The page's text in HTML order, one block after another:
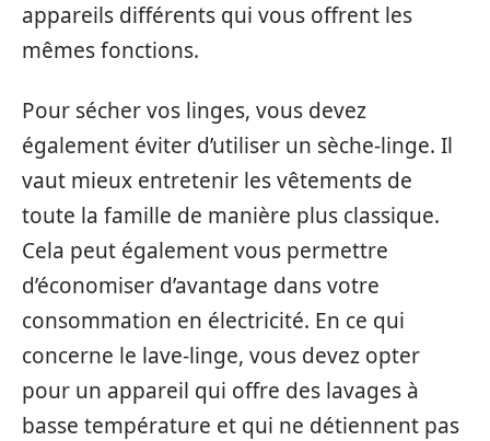
appareils différents qui vous offrent les
mêmes fonctions.
Pour sécher vos linges, vous devez
également éviter d’utiliser un sèche-linge. Il
vaut mieux entretenir les vêtements de
toute la famille de manière plus classique.
Cela peut également vous permettre
d’économiser d’avantage dans votre
consommation en électricité. En ce qui
concerne le lave-linge, vous devez opter
pour un appareil qui offre des lavages à
basse température et qui ne détiennent pas